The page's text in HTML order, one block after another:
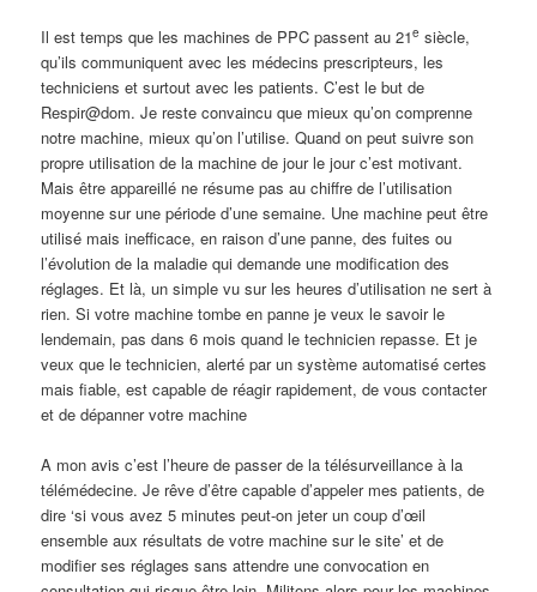
Il est temps que les machines de PPC passent au 21e siècle,
qu’ils communiquent avec les médecins prescripteurs, les
techniciens et surtout avec les patients. C’est le but de
Respir@dom. Je reste convaincu que mieux qu’on comprenne
notre machine, mieux qu’on l’utilise. Quand on peut suivre son
propre utilisation de la machine de jour le jour c’est motivant.
Mais être appareillé ne résume pas au chiffre de l’utilisation
moyenne sur une période d’une semaine. Une machine peut être
utilisé mais inefficace, en raison d’une panne, des fuites ou
l’évolution de la maladie qui demande une modification des
réglages. Et là, un simple vu sur les heures d’utilisation ne sert à
rien. Si votre machine tombe en panne je veux le savoir le
lendemain, pas dans 6 mois quand le technicien repasse. Et je
veux que le technicien, alerté par un système automatisé certes
mais fiable, est capable de réagir rapidement, de vous contacter
et de dépanner votre machine
A mon avis c’est l’heure de passer de la télésurveillance à la
télémédecine. Je rêve d’être capable d’appeler mes patients, de
dire ‘si vous avez 5 minutes peut-on jeter un coup d’œil
ensemble aux résultats de votre machine sur le site’ et de
modifier ses réglages sans attendre une convocation en